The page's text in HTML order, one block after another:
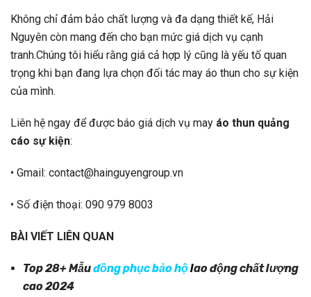
Không chỉ đảm bảo chất lượng và đa dạng thiết kế, Hải
Nguyên còn mang đến cho bạn mức giá dịch vụ cạnh
tranh.Chúng tôi hiểu rằng giá cả hợp lý cũng là yếu tố quan
trọng khi bạn đang lựa chọn đối tác may áo thun cho sự kiện
của mình.
Liên hệ ngay để được báo giá dịch vụ may áo thun quảng
cáo sự kiện:
• Gmail: contact@hainguyengroup.vn
• Số điện thoại: 090 979 8003
BÀI VIẾT LIÊN QUAN
Top 28+ Mẫuđồng phục bảo hộlao động chất lượng
cao 2024